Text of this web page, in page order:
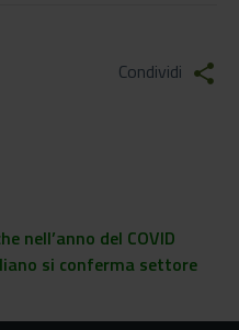
Condividi share
nell’anno del COVID
si conferma settore